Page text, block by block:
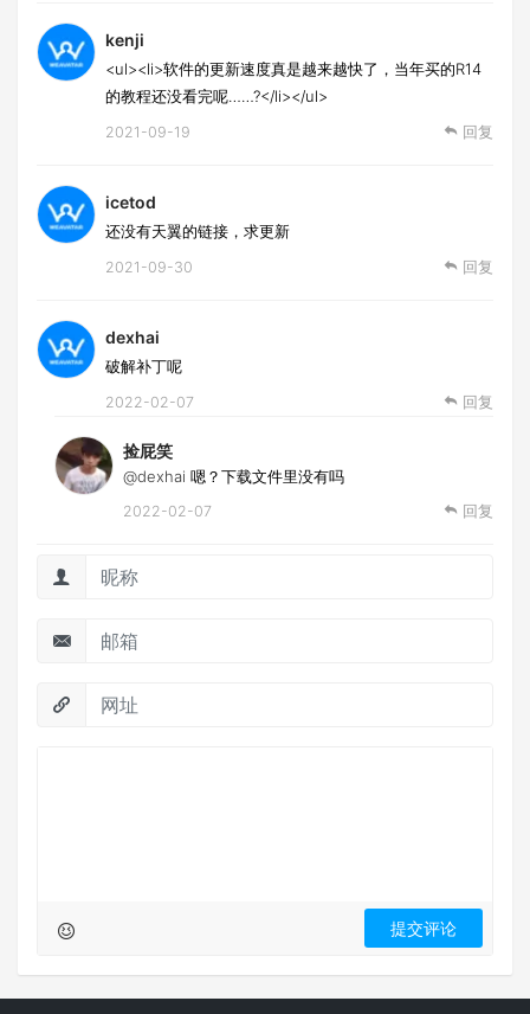
kenji
<ul><li>软件的更新速度真是越来越快了，当年买的R14
的教程还没看完呢……?</li></ul>
2021-09-19 回复
icetod
还没有天翼的链接，求更新
2021-09-30 回复
dexhai
破解补丁呢
2022-02-07 回复
捡屁笑
@dexhai 嗯？下载文件里没有吗
2022-02-07 回复